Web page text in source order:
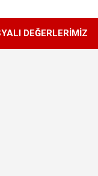
DEĞERLERİMİZ